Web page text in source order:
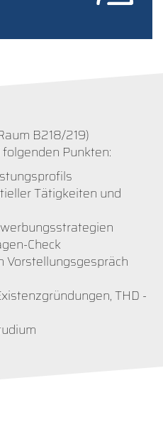
B218/219)
Punkten:
Tätigkeiten und
Check
Vorstellungsgespräch
THD -